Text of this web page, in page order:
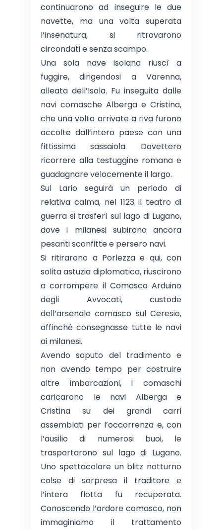
continuarono ad inseguire le due
navette, ma una volta superata
l’insenatura, si ritrovarono
circondati e senza scampo.
Una sola nave isolana riuscì a
fuggire, dirigendosi a Varenna,
alleata dell’Isola. Fu inseguita dalle
navi comasche Alberga e Cristina,
che una volta arrivate a riva furono
accolte dall’intero paese con una
fittissima sassaiola. Dovettero
ricorrere alla testuggine romana e
guadagnare velocemente il largo.
Sul Lario seguirà un periodo di
relativa calma, nel 1123 il teatro di
guerra si trasferì sul lago di Lugano,
dove i milanesi subirono ancora
pesanti sconfitte e persero navi.
Si ritirarono a Porlezza e qui, con
solita astuzia diplomatica, riuscirono
a corrompere il Comasco Arduino
degli Avvocati, custode
dell’arsenale comasco sul Ceresio,
affinché consegnasse tutte le navi
ai milanesi.
Avendo saputo del tradimento e
non avendo tempo per costruire
altre imbarcazioni, i comaschi
caricarono le navi Alberga e
Cristina su dei grandi carri
assemblati per l’occorrenza e, con
l’ausilio di numerosi buoi, le
trasportarono sul lago di Lugano.
Uno spettacolare un blitz notturno
colse di sorpresa il traditore e
l’intera flotta fu recuperata.
Conoscendo l’ardore comasco, non
immaginiamo il trattamento